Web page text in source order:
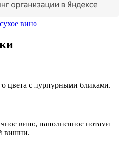
вино
цвета с пурпурными бликами.
вино, наполненное нотами
вишни.